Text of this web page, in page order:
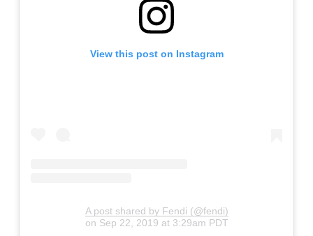
View this post on Instagram
A post shared by Fendi (@fendi)
on Sep 22, 2019 at 3:29am PDT